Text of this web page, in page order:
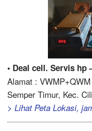
• Deal cell. Servis hp
Alamat :
Semper Timur, Kec.
> Lihat Peta Lokasi,